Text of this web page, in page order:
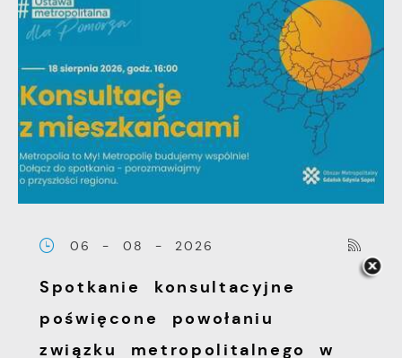
06 - 08 - 2026
Spotkanie konsultacyjne
poświęcone powołaniu
związku metropolitalnego w